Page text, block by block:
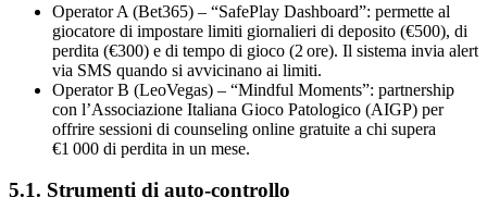
Operator A (Bet365) – “SafePlay Dashboard”: permette al
giocatore di impostare limiti giornalieri di deposito (€500), di
perdita (€300) e di tempo di gioco (2 ore). Il sistema invia alert
via SMS quando si avvicinano ai limiti.
Operator B (LeoVegas) – “Mindful Moments”: partnership
con l’Associazione Italiana Gioco Patologico (AIGP) per
offrire sessioni di counseling online gratuite a chi supera
€1 000 di perdita in un mese.
5.1. Strumenti di auto‑controllo